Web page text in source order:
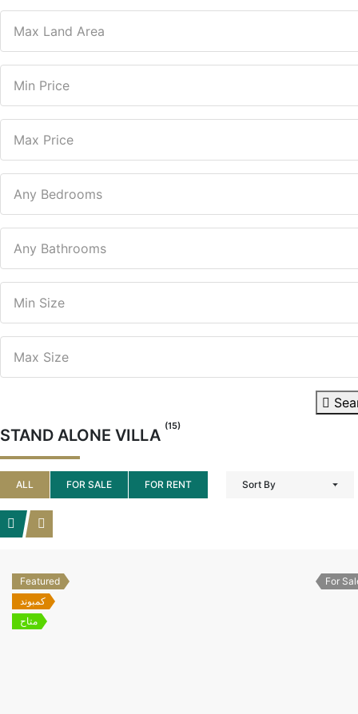
STAND ALONE VILLA (15)
ALL FOR SALE FOR RENT Sort By
Featured
كمبوند
متاح
For